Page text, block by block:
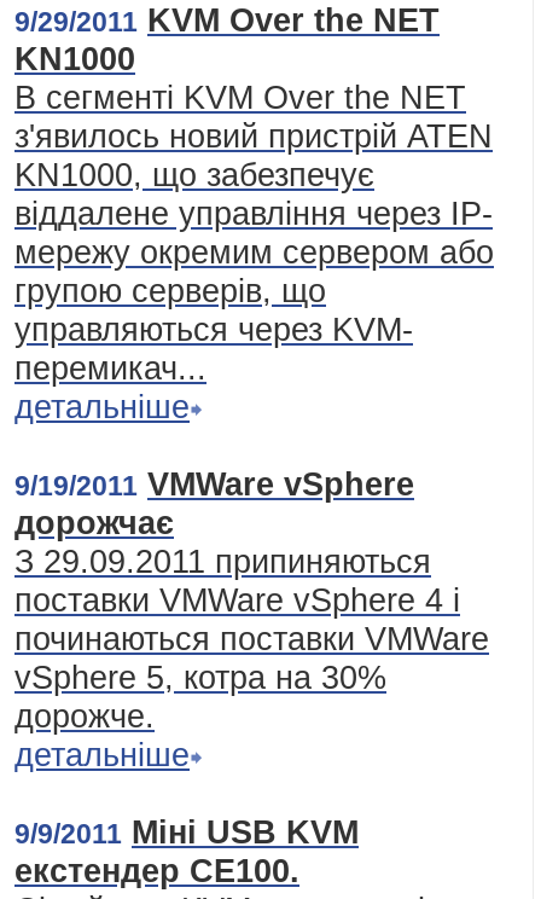
9/29/2011 KVM Over the NET
KN1000
В сегменті KVM Over the NET
з'явилось новий пристрій ATEN
KN1000, що забезпечує
віддалене управління через ІР-
мережу окремим сервером або
групою серверів, що
управляються через KVM-
перемикач...
детальніше
9/19/2011 VMWare vSphere
дорожчає
З 29.09.2011 припиняються
поставки VMWare vSphere 4 і
починаються поставки VMWare
vSphere 5, котра на 30%
дорожче.
детальніше
9/9/2011 Міні USB KVM
екстендер CE100.